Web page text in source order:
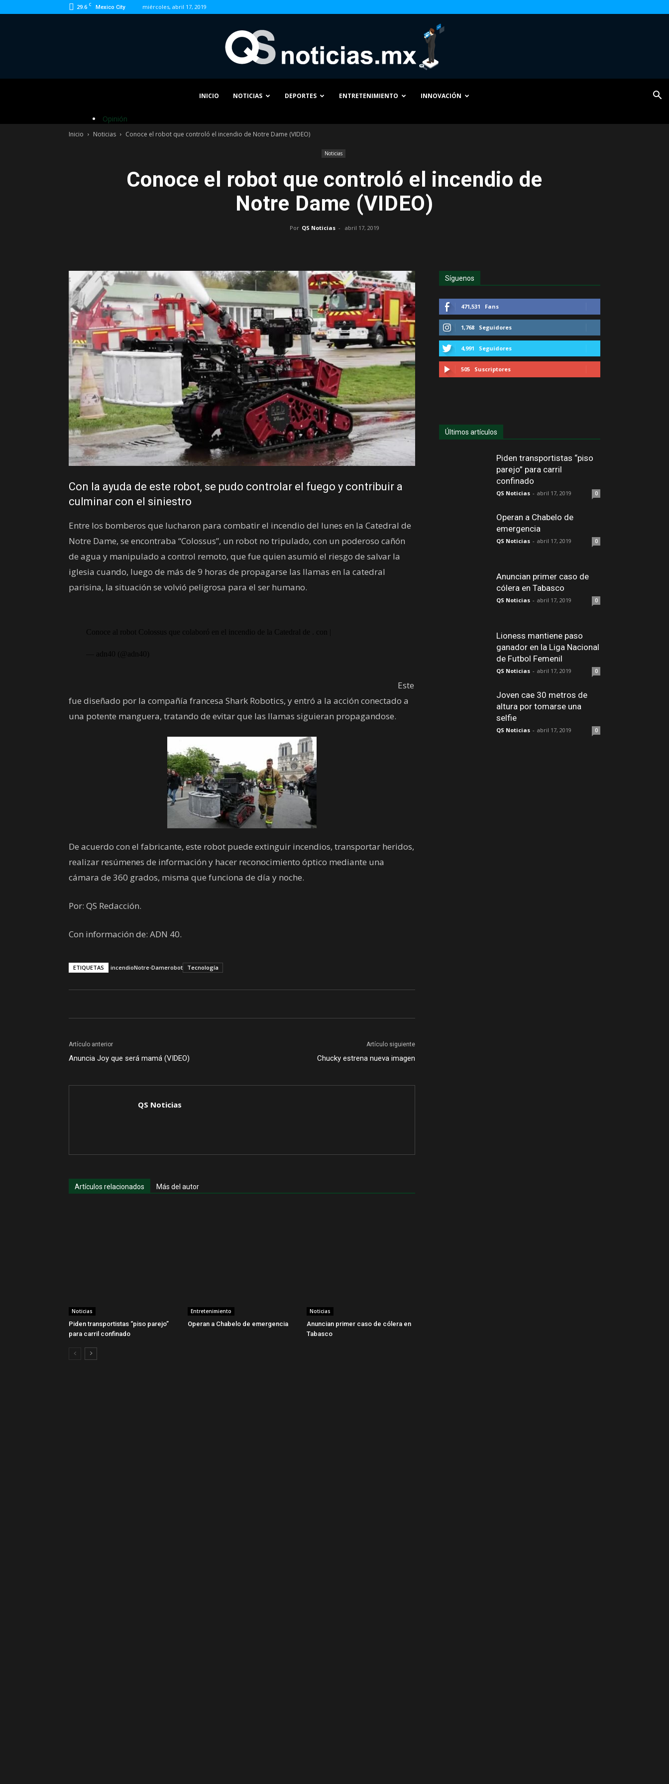
29.6 C Mexico City miércoles, abril 17, 2019
Noticias
INICIO NOTICIAS DEPORTES ENTRETENIMIENTO INNOVACIÓN
Opinión
Inicio Noticias Conoce el robot que controló el incendio de Notre Dame (VIDEO)
Noticias
Conoce el robot que controló el incendio de
Notre Dame (VIDEO)
Por QS Noticias - abril 17, 2019
Con la ayuda de este robot, se pudo controlar el fuego y contribuir a
culminar con el siniestro
Entre los bomberos que lucharon para combatir el incendio del lunes en la Catedral de
Notre Dame, se encontraba “Colossus”, un robot no tripulado, con un poderoso cañón
de agua y manipulado a control remoto, que fue quien asumió el riesgo de salvar la
iglesia cuando, luego de más de 9 horas de propagarse las llamas en la catedral
parisina, la situación se volvió peligrosa para el ser humano.
Conoce al robot Colossus que colaboró en el incendio de la Catedral de . con |
— adn40 (@adn40)
Este
fue diseñado por la compañía francesa Shark Robotics, y entró a la acción conectado a
una potente manguera, tratando de evitar que las llamas siguieran propagandose.
De acuerdo con el fabricante, este robot puede extinguir incendios, transportar heridos,
realizar resúmenes de información y hacer reconocimiento óptico mediante una
cámara de 360 grados, misma que funciona de día y noche.
Por: QS Redacción.
Con información de: ADN 40.
ETIQUETAS incendioNotre-Damerobot Tecnología
Artículo anterior
Anuncia Joy que será mamá (VIDEO)
Artículo siguiente
Chucky estrena nueva imagen
QS Noticias
Artículos relacionados Más del autor
Noticias
Piden transportistas “piso parejo”
para carril confinado
Entretenimiento
Operan a Chabelo de emergencia
Noticias
Anuncian primer caso de cólera en
Tabasco
Síguenos
471,531 Fans
1,768 Seguidores
4,991 Seguidores
505 Suscriptores
Últimos artículos
Piden transportistas “piso
parejo” para carril
confinado
QS Noticias - abril 17, 2019 0
Operan a Chabelo de
emergencia
QS Noticias - abril 17, 2019 0
Anuncian primer caso de
cólera en Tabasco
QS Noticias - abril 17, 2019 0
Lioness mantiene paso
ganador en la Liga Nacional
de Futbol Femenil
QS Noticias - abril 17, 2019 0
Joven cae 30 metros de
altura por tomarse una
selfie
QS Noticias - abril 17, 2019 0